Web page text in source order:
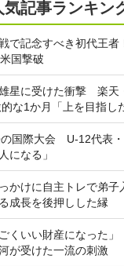
気記事ランキン
で記念すべき初代王
国撃破
星に受けた衝撃 楽天
な1か月「上を目指し
国際大会 U-12代表
になる」
かけに自主トレで弟
成長を後押しした縁
くいい財産になった
が受けた一流の刺激